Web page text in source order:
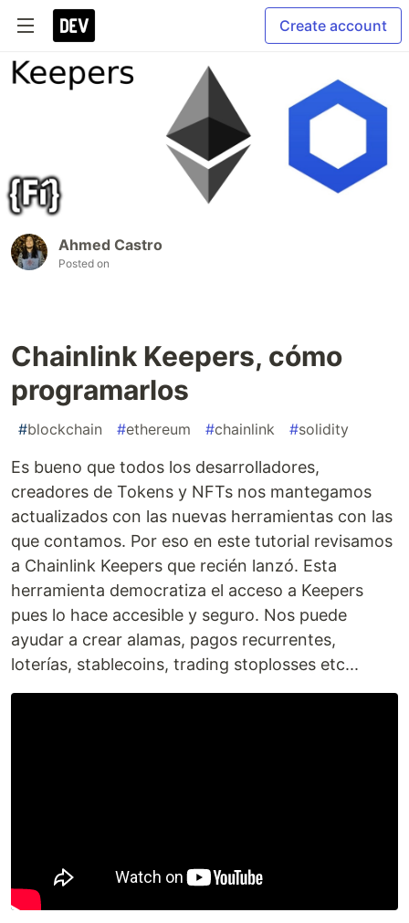
Create account
Ahmed Castro
Posted on
Chainlink Keepers, cómo
programarlos
#blockchain #ethereum #chainlink #solidity
Es bueno que todos los desarrolladores,
creadores de Tokens y NFTs nos mantegamos
actualizados con las nuevas herramientas con las
que contamos. Por eso en este tutorial revisamos
a Chainlink Keepers que recién lanzó. Esta
herramienta democratiza el acceso a Keepers
pues lo hace accesible y seguro. Nos puede
ayudar a crear alamas, pagos recurrentes,
loterías, stablecoins, trading stoplosses etc...